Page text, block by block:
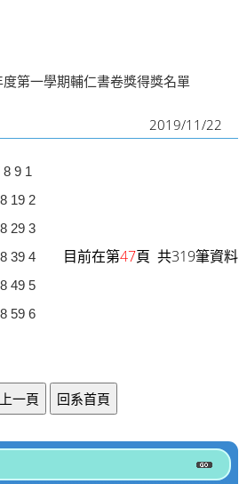
第一學期輔仁書卷獎得獎名單
2019/11/22
8 9 1
19 2
29 3
39 4
49 5
59 6
目前在第47頁 共319筆資料